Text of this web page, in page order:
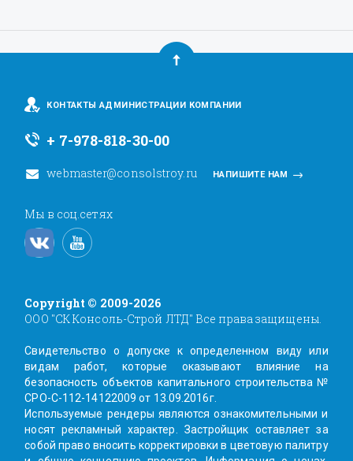
КОНТАКТЫ АДМИНИСТРАЦИИ КОМПАНИИ
+ 7-978-818-30-00
webmaster@consolstroy.ru НАПИШИТЕ НАМ
Мы в соц.сетях
Copyright © 2009-2026
ООО "СК Консоль-Строй ЛТД" Все права защищены.
Свидетельство о допуске к определенном виду или
видам работ, которые оказывают влияние на
безопасность объектов капитального строительства №
СРО-С-112-14122009 от 13.09.2016г.
Используемые рендеры являются ознакомительными и
носят рекламный характер. Заcтройщик оставляет за
собой право вносить корректировки в цветовую палитру